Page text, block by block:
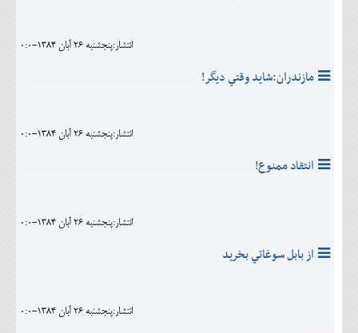
انتشار:پنجشنبه 26 آبان 1384-0:0
مازندران:شايد وقتي ديگر!
انتشار:پنجشنبه 26 آبان 1384-0:0
انتقاد ممنوع!
انتشار:پنجشنبه 26 آبان 1384-0:0
از بابل سوغاتي بخريد
انتشار:پنجشنبه 26 آبان 1384-0:0